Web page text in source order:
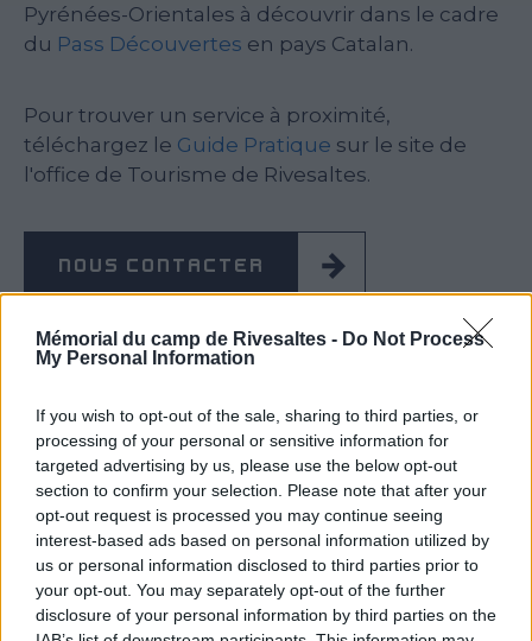
Mémorial du camp de Rivesaltes - Do Not Process
My Personal Information
If you wish to opt-out of the sale, sharing to third parties, or
processing of your personal or sensitive information for
targeted advertising by us, please use the below opt-out
section to confirm your selection. Please note that after your
opt-out request is processed you may continue seeing
interest-based ads based on personal information utilized by
us or personal information disclosed to third parties prior to
your opt-out. You may separately opt-out of the further
disclosure of your personal information by third parties on the
Pyrénées-Orientales à découvrir dans le cadre
du Pass Découvertes en pays Catalan.
Pour trouver un service à proximité,
téléchargez le Guide Pratique sur le site de
l'office de Tourisme de Rivesaltes.
NOUS CONTACTER